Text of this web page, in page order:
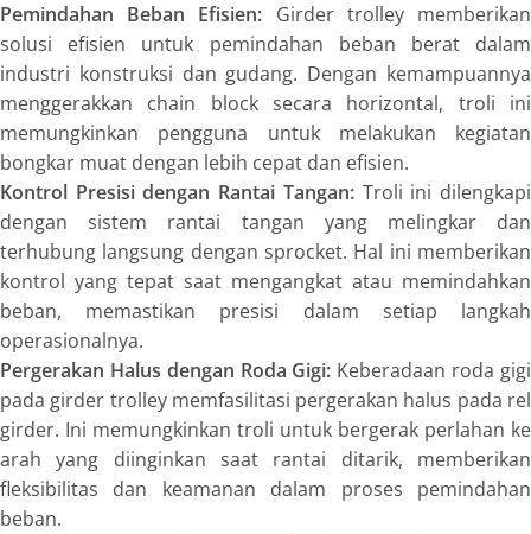
Pemindahan Beban Efisien: Girder trolley memberikan
solusi efisien untuk pemindahan beban berat dalam
industri konstruksi dan gudang. Dengan kemampuannya
menggerakkan chain block secara horizontal, troli ini
memungkinkan pengguna untuk melakukan kegiatan
bongkar muat dengan lebih cepat dan efisien.
Kontrol Presisi dengan Rantai Tangan:Troli ini dilengkapi
dengan sistem rantai tangan yang melingkar dan
terhubung langsung dengan sprocket. Hal ini memberikan
kontrol yang tepat saat mengangkat atau memindahkan
beban, memastikan presisi dalam setiap langkah
operasionalnya.
Pergerakan Halus dengan Roda Gigi: Keberadaan roda gigi
pada girder trolley memfasilitasi pergerakan halus pada rel
girder. Ini memungkinkan troli untuk bergerak perlahan ke
arah yang diinginkan saat rantai ditarik, memberikan
fleksibilitas dan keamanan dalam proses pemindahan
beban.